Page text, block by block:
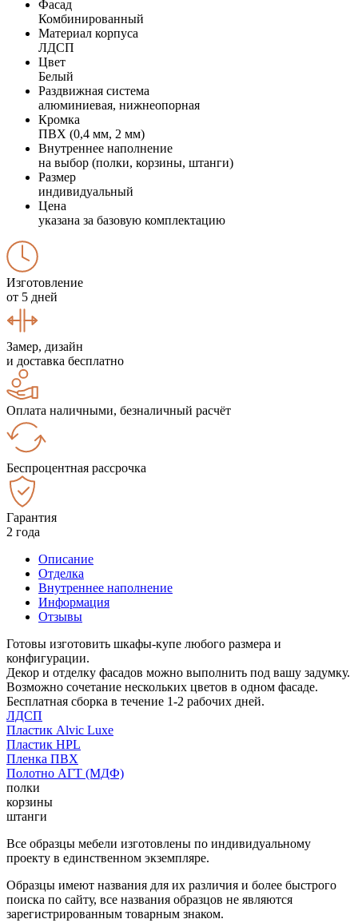
Фасад
Комбинированный
Материал корпуса
ЛДСП
Цвет
Белый
Раздвижная система
алюминиевая, нижнеопорная
Кромка
ПВХ (0,4 мм, 2 мм)
Внутреннее наполнение
на выбор (полки, корзины, штанги)
Размер
индивидуальный
Цена
указана за базовую комплектацию
Изготовление
от 5 дней
Замер, дизайн
и доставка бесплатно
Оплата наличными, безналичный расчёт
Беспроцентная рассрочка
Гарантия
2 года
Описание
Отделка
Внутреннее наполнение
Информация
Отзывы
Готовы изготовить шкафы-купе любого размера и
конфигурации.
Декор и отделку фасадов можно выполнить под вашу задумку.
Возможно сочетание нескольких цветов в одном фасаде.
Бесплатная сборка в течение 1-2 рабочих дней.
ЛДСП
Пластик Alvic Luxe
Пластик HPL
Пленка ПВХ
Полотно АГТ (МДФ)
полки
корзины
штанги
Все образцы мебели изготовлены по индивидуальному
проекту в единственном экземпляре.
Образцы имеют названия для их различия и более быстрого
поиска по сайту, все названия образцов не являются
зарегистрированным товарным знаком.